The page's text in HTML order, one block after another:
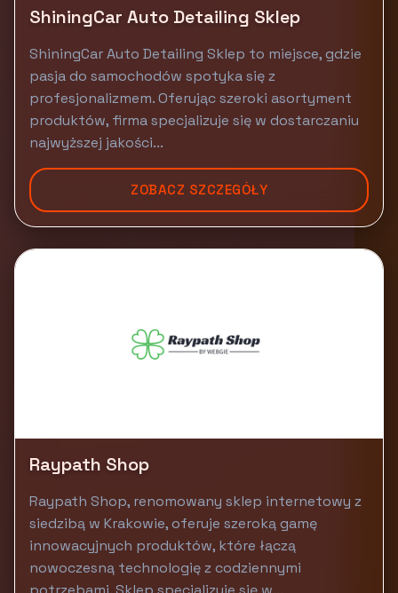
ShiningCar Auto Detailing Sklep
ShiningCar Auto Detailing Sklep to miejsce, gdzie
pasja do samochodów spotyka się z
profesjonalizmem. Oferując szeroki asortyment
produktów, firma specjalizuje się w dostarczaniu
najwyższej jakości...
ZOBACZ SZCZEGÓŁY
Raypath Shop
Raypath Shop, renomowany sklep internetowy z
siedzibą w Krakowie, oferuje szeroką gamę
innowacyjnych produktów, które łączą
nowoczesną technologię z codziennymi